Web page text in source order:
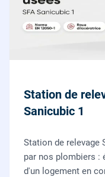
Station de
Sanicubic 1
Station de relevage
par nos plombiers :
d'un logement en